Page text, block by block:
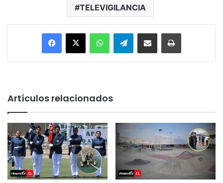
TELEVIGILANCIA
Facebook
X WhatsAppTelegramEnviar vía email Imprimir
Artículos relacionados